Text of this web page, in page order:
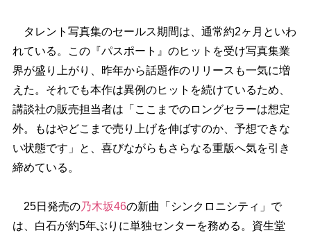
タレント写真集のセールス期間は、通常約2ヶ月といわ
れている。この『パスポート』のヒットを受け写真集業
界が盛り上がり、昨年から話題作のリリースも一気に増
えた。それでも本作は異例のヒットを続けているため、
講談社の販売担当者は「ここまでのロングセラーは想定
外。もはやどこまで売り上げを伸ばすのか、予想できな
い状態です」と、喜びながらもさらなる重版へ気を引き
締めている。
25日発売の乃木坂46の新曲「シンクロニシティ」で
は、白石が約5年ぶりに単独センターを務める。資生堂